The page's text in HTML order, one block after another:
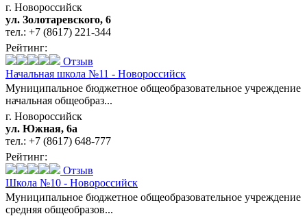
г. Новороссийск
ул. Золотаревского, 6
тел.: +7 (8617) 221-344
Рейтинг:
Отзыв
Начальная школа №11 - Новороссийск
Муниципальное бюджетное общеобразовательное учреждение
начальная общеобраз...
г. Новороссийск
ул. Южная, 6а
тел.: +7 (8617) 648-777
Рейтинг:
Отзыв
Школа №10 - Новороссийск
Муниципальное бюджетное общеобразовательное учреждение
средняя общеобразов...